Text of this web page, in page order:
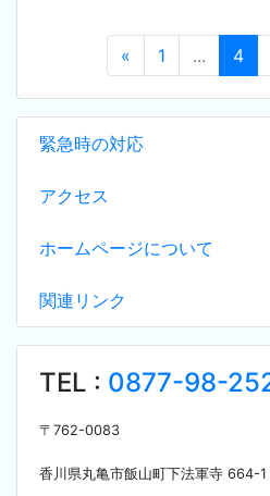
緊急時の対応
アクセス
ホームページについて
関連リンク
TEL : 0877-98-
〒 762-0083
香川県丸亀市飯山町下法軍寺 664-1
« 1 ... 4